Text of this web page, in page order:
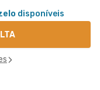
disponíveis